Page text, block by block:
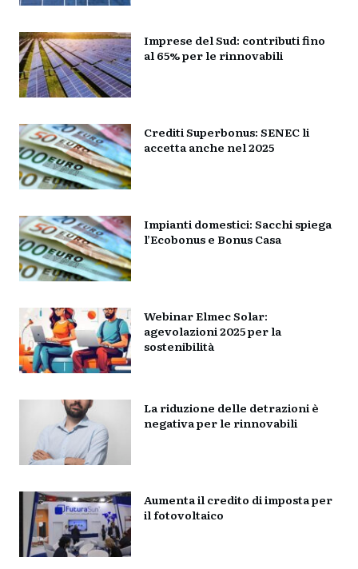
Imprese del Sud: contributi fino
al 65% per le rinnovabili
Crediti Superbonus: SENEC li
accetta anche nel 2025
Impianti domestici: Sacchi spiega
l’Ecobonus e Bonus Casa
Webinar Elmec Solar:
agevolazioni 2025 per la
sostenibilità
La riduzione delle detrazioni è
negativa per le rinnovabili
Aumenta il credito di imposta per
il fotovoltaico